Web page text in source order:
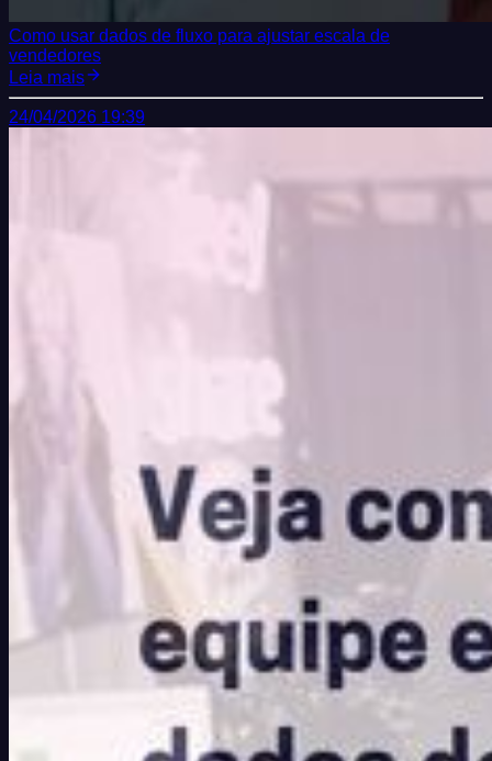
Como usar dados de fluxo para ajustar escala de
vendedores
Leia mais
24/04/2026 19:39